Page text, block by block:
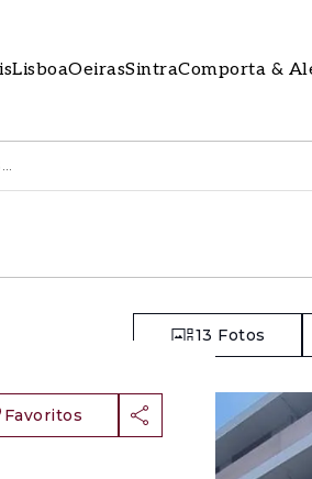
LisboaOeirasSintraComporta &
APARTAMENTO T2 COM PISCINA, LISBOA
13 Fotos
Favoritos